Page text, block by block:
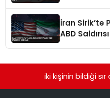
İran Sirik’te
ABD
iki kişinin bildiği sır